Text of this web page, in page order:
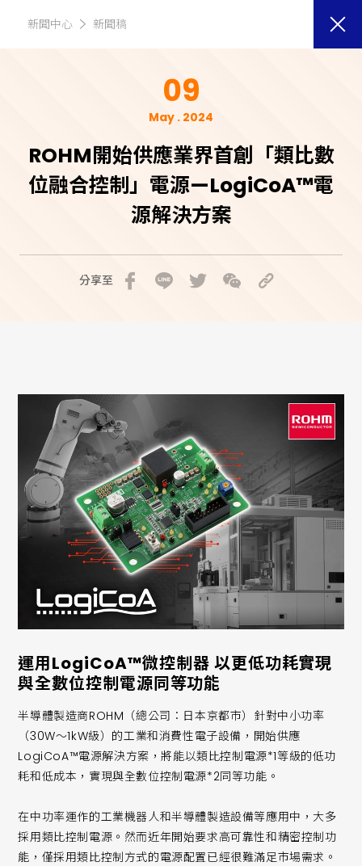
新聞中心 新聞稿
09
May . 2024
ROHM開始供應業界首創「類比數
位融合控制」電源—LogiCoA™電
源解決方案
分享至
運用LogiCoA™微控制器 以更低功耗實現
與全數位控制電源同等功能
半導體製造商ROHM（總公司：日本京都市）針對中小功率
（30W～1kW級）的工業和消費性電子設備，開始供應
LogiCoA™電源解決方案，將能以類比控制電源*1等級的低功
耗和低成本，實現與全數位控制電源*2同等功能。
在中功率運作的工業機器人和半導體製造設備等應用中，大多
採用類比控制電源。然而近年開始要求高可靠性和精密控制功
能，僅採用類比控制方式的電源配置已經很難滿足市場需求。